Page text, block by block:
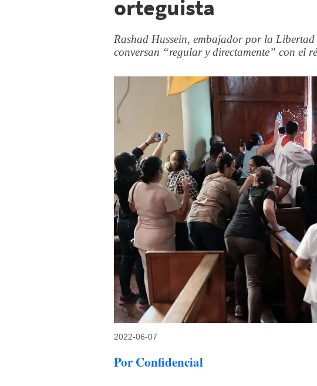
orteguista
Rashad Hussein, embajador por la
conversan “regular y directamente” con el
2022-06-07
Por Confidencial